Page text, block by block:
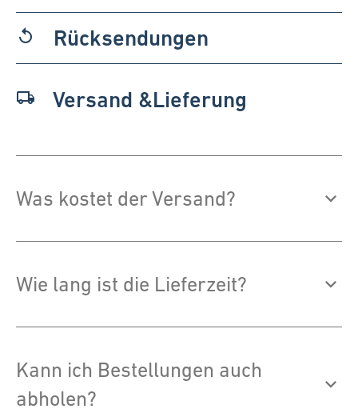
replay Rücksendungen
local_shipping Versand &Lieferung
Was kostet der Versand?
Wie lang ist die Lieferzeit?
Kann ich Bestellungen auch
abholen?